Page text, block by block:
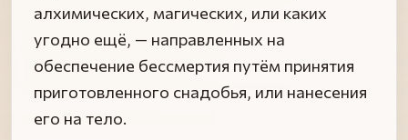
алхимических, магических, или каких
угодно ещё, — направленных на
обеспечение бессмертия путём принятия
приготовленного снадобья, или нанесения
его на тело.